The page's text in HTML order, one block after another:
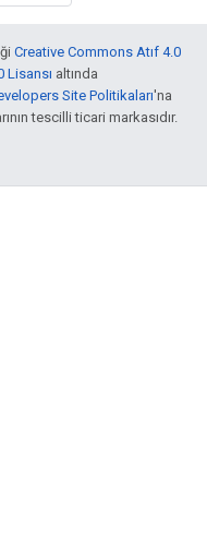
Creative Commons Atıf 4.0
Lisansı altında
Site Politikaları'na
tescilli ticari markasıdır.